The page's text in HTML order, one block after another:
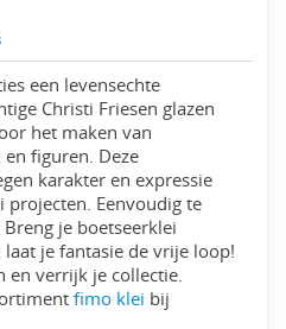
een levensechte
Christi Friesen glazen
het maken van
figuren. Deze
karakter en expressie
projecten. Eenvoudig te
je boetseerklei
je fantasie de vrije loop!
en verrijk je collectie.
fimo klei bij